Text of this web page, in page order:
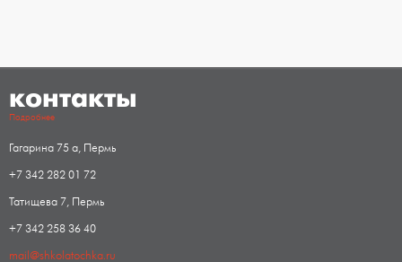
контакты
Подробнее
Гагарина 75 а, Пермь
+7 342 282 01 72
Татищева 7, Пермь
+7 342 258 36 40
mail@shkolatochka.ru